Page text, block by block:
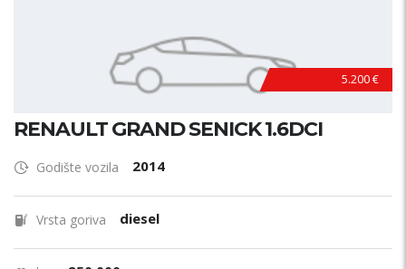
5.200 €
RENAULT GRAND SENICK 1.6DCI
Godište vozila 2014
Vrsta goriva diesel